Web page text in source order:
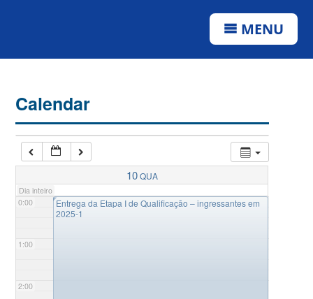
MENU
Calendar
10QUA
Dia inteiro
0:00
1:00
2:00
◤Entrega da Etapa I de Qualificação – ingressantes em
2025-1